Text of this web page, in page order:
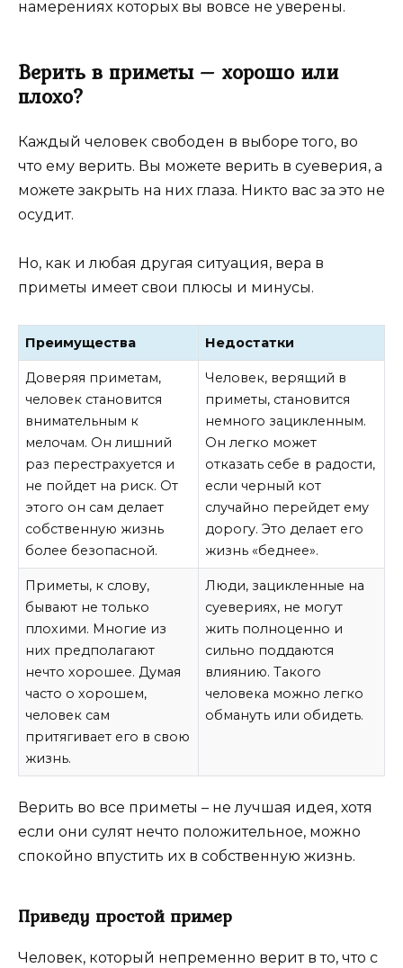
намерениях которых вы вовсе не уверены.
Верить в приметы – хорошо или
плохо?
Каждый человек свободен в выборе того, во
что ему верить. Вы можете верить в суеверия, а
можете закрыть на них глаза. Никто вас за это не
осудит.
Но, как и любая другая ситуация, вера в
приметы имеет свои плюсы и минусы.
Преимущества Недостатки
Доверяя приметам,
человек становится
внимательным к
мелочам. Он лишний
раз перестрахуется и
не пойдет на риск. От
этого он сам делает
собственную жизнь
более безопасной.
Человек, верящий в
приметы, становится
немного зацикленным.
Он легко может
отказать себе в радости,
если черный кот
случайно перейдет ему
дорогу. Это делает его
жизнь «беднее».
Приметы, к слову,
бывают не только
плохими. Многие из
них предполагают
нечто хорошее. Думая
часто о хорошем,
человек сам
притягивает его в свою
жизнь.
Люди, зацикленные на
суевериях, не могут
жить полноценно и
сильно поддаются
влиянию. Такого
человека можно легко
обмануть или обидеть.
Верить во все приметы – не лучшая идея, хотя
если они сулят нечто положительное, можно
спокойно впустить их в собственную жизнь.
Приведу простой пример
Человек, который непременно верит в то, что с